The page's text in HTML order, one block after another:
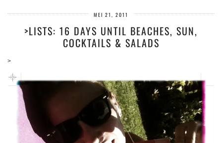
MEI 21, 2011
>LISTS: 16 DAYS UNTIL BEACHES, SUN,
COCKTAILS & SALADS
>